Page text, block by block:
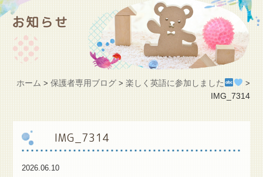
職
施 設紹介
護者様専用ブログ
お知らせ
ホーム > 保護者専用ブログ> 楽しく英語に参加しました >
IMG_7314
IMG_7314
2026.06.10